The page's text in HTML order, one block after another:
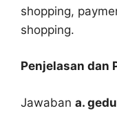
shopping,
shopping.
Penjelasan dan
Jawaban a.